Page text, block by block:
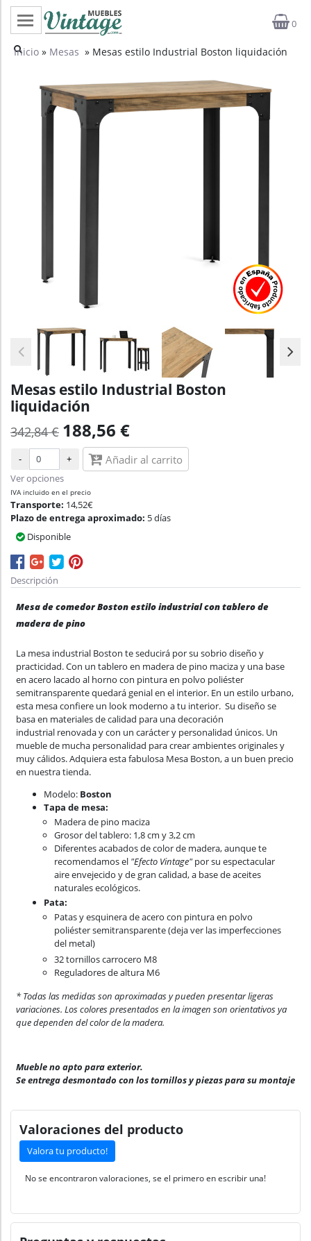
0
Categorías
Outlet
Noticias
Inicio » Mesas » Mesas estilo Industrial Boston liquidación
Mesas estilo Industrial Boston
liquidación
342,84 € 188,56 €
- + Añadir al carrito
Ver opciones
IVA incluido en el precio
Transporte: 14,52€
Plazo de entrega aproximado: 5 días
Disponible
Descripción
Mesa de comedor Boston estilo industrial con tablero de
madera de pino
La mesa industrial Boston te seducirá por su sobrio diseño y
practicidad. Con un tablero en madera de pino maciza y una base
en acero lacado al horno con pintura en polvo poliéster
semitransparente quedará genial en el interior. En un estilo urbano,
esta mesa confiere un look moderno a tu interior. Su diseño se
basa en materiales de calidad para una decoración
industrial renovada y con un carácter y personalidad únicos. Un
mueble de mucha personalidad para crear ambientes originales y
muy cálidos. Adquiera esta fabulosa Mesa Boston, a un buen precio
en nuestra tienda.
Modelo: Boston
Tapa de mesa:
Madera de pino maciza
Grosor del tablero: 1,8 cm y 3,2 cm
Diferentes acabados de color de madera, aunque te
recomendamos el "Efecto Vintage"por su espectacular
aire envejecido y de gran calidad, a base de aceites
naturales ecológicos.
Pata:
Patas y esquinera de acero con pintura en polvo
poliéster semitransparente (deja ver las imperfecciones
del metal)
32 tornillos carrocero M8
Reguladores de altura M6
* Todas las medidas son aproximadas y pueden presentar ligeras
variaciones. Los colores presentados en la imagen son orientativos ya
que dependen del color de la madera.
Mueble no apto para exterior.
Se entrega desmontado con los tornillos y piezas para su montaje
Valoraciones del producto
Valora tu producto!
No se encontraron valoraciones, se el primero en escribir una!